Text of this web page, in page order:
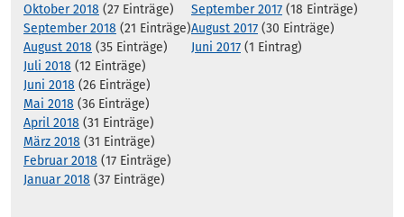
Oktober 2018 (27 Einträge)
September 2018 (21 Einträge)
August 2018 (35 Einträge)
Juli 2018 (12 Einträge)
Juni 2018 (26 Einträge)
Mai 2018 (36 Einträge)
April 2018 (31 Einträge)
März 2018 (31 Einträge)
Februar 2018 (17 Einträge)
Januar 2018 (37 Einträge)
September 2017 (18 Einträge)
August 2017 (30 Einträge)
Juni 2017 (1 Eintrag)